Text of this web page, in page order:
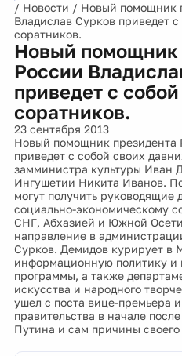
/ Новости / Новый помощник
Владислав Сурков приведет
соратников.
Новый помощник
России
приведет с
соратников.
23 сентября 2013
Новый помощник президента
приведет с собой своих
замминистра культуры Иван
Ингушетии Никита Иванов.
могут получить руководящие
социально-экономическому
СНГ, Абхазией и Южной
направление в
Сурков. Демидов курирует в
информационную политику и
программы, а также
искусства и народного
ушел с поста вице-премьера
правительства в начале
Путина и сам причины